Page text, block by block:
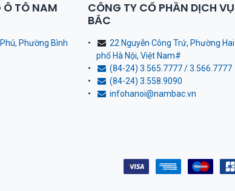
Ô TÔ NAM
Phường Bình
CÔNG TY CỔ PHẦN DỊCH
BẮC
22 Nguyễn Công Trứ, Phường
phố Hà Nội, Việt Nam#
(84-24) 3.565.7777 / 3.566.7777
(84-24) 3.558.9090
infohanoi@nambac.vn